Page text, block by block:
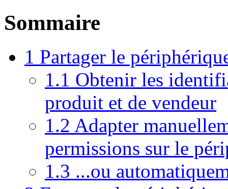
Sommaire
1 Partager le
1.1 Obtenir les
produit et de vendeur
1.2 Adapter
permissions sur le
1.3 ...ou